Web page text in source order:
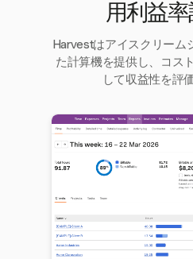
用利益
Harvestはアイスクリーム
た計算機を提供し、コス
して収益性を評